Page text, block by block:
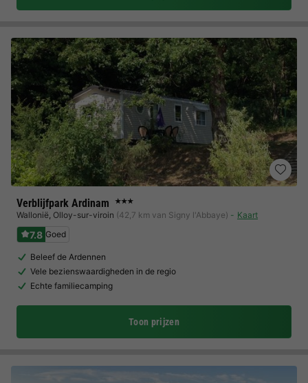
Verblijfpark Ardinam ★★★
Wallonië, Olloy-sur-viroin (42,7 km van Signy l'Abbaye) Kaart
7.8 Goed
Beleef de Ardennen
Vele bezienswaardigheden in de regio
Echte familiecamping
Toon prijzen